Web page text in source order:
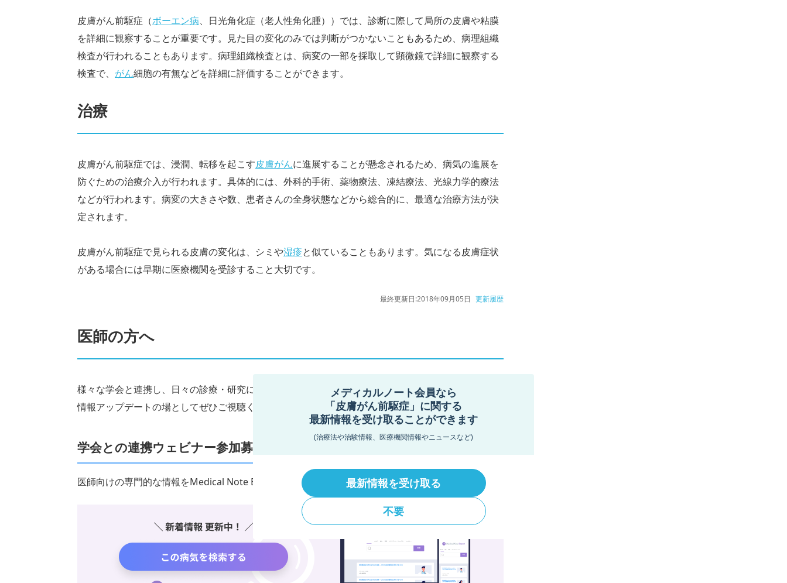
メディカルノート会員なら
「皮膚がん前駆症」に関する
最新情報を受け取ることができます
(治療法や治験情報、医療機関情報やニュースなど)
最新情報を受け取る
不要
皮膚がん前駆症（ボーエン病、日光角化症（老人性角化腫））では、診断に際して局所の皮膚や粘膜
を詳細に観察することが重要です。見た目の変化のみでは判断がつかないこともあるため、病理組織
検査が行われることもあります。病理組織検査とは、病変の一部を採取して顕微鏡で詳細に観察する
検査で、 がん細胞の有無などを詳細に評価することができます。
治療
皮膚がん前駆症では、浸潤、転移を起こす皮膚がんに進展することが懸念されるため、病気の進展を
防ぐための治療介入が行われます。具体的には、外科的手術、薬物療法、凍結療法、光線力学的療法
などが行われます。病変の大きさや数、患者さんの全身状態などから総合的に、最適な治療方法が決
定されます。
皮膚がん前駆症で見られる皮膚の変化は、シミや湿疹と似ていることもあります。気になる皮膚症状
がある場合には早期に医療機関を受診すること大切です。
最終更新日:2018年09月05日 更新履歴
医師の方へ
様々な学会と連携し、日々の診療・研究に役立つ医師向けウェビナーを定期配信しています。
情報アップデートの場としてぜひご視聴ください。
学会との連携ウェビナー参加募集中
医師向けの専門的な情報をMedical Note Expertでより詳しく調べることができます。